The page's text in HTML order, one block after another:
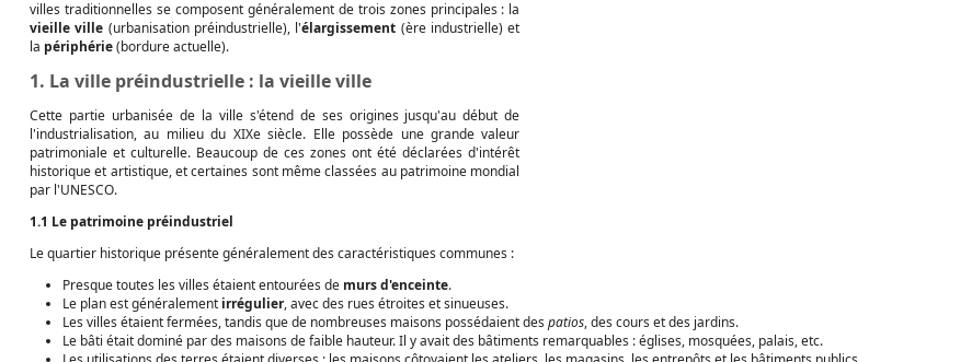
villes traditionnelles se composent généralement de trois zones principales : la
vieille ville (urbanisation préindustrielle), l'élargissement (ère industrielle) et
la périphérie(bordure actuelle).
1. La ville préindustrielle : la vieille ville
Cette partie urbanisée de la ville s'étend de ses origines jusqu'au début de
l'industrialisation, au milieu du XIXe siècle. Elle possède une grande valeur
patrimoniale et culturelle. Beaucoup de ces zones ont été déclarées d'intérêt
historique et artistique, et certaines sont même classées au patrimoine mondial
par l'UNESCO.
1.1 Le patrimoine préindustriel
Le quartier historique présente généralement des caractéristiques communes :
Presque toutes les villes étaient entourées de murs d'enceinte.
Le plan est généralement irrégulier, avec des rues étroites et sinueuses.
Les villes étaient fermées, tandis que de nombreuses maisons possédaient des patios, des cours et des jardins.
Le bâti était dominé par des maisons de faible hauteur. Il y avait des bâtiments remarquables : églises, mosquées, palais, etc.